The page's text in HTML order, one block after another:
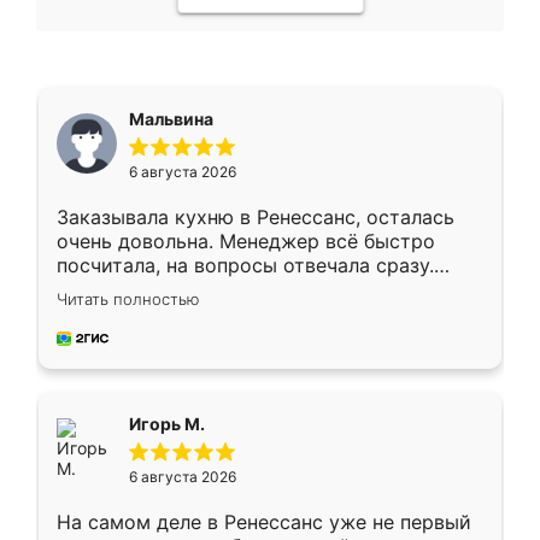
Мальвина
6 августа 2026
Заказывала кухню в Ренессанс, осталась
очень довольна. Менеджер всё быстро
посчитала, на вопросы отвечала сразу.
Замерщик приехал в субботу, подошёл к
делу со всей ответственностью. Собрали
за день, ребята работали аккуратно, даже
Читать полностью
Игорь М.
6 августа 2026
На самом деле в Ренессанс уже не первый